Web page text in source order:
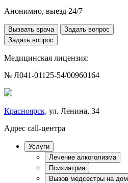
Анонимно, выезд 24/7
Вызвать врача
Задать вопрос
Задать вопрос
Медицинская лицензия:
№ Л041-01125-54/00960164
Красноярск, ул. Ленина, 34
Адрес call-центра
Услуги
Лечение алкоголизма
Психиатрия
Вызов медсестры на дом